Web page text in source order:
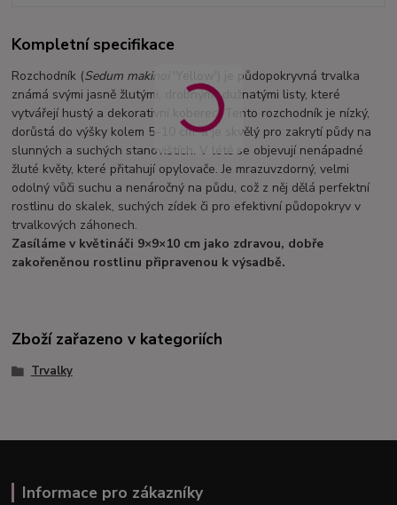
Kompletní specifikace
Rozchodník (Sedum makinoi
'Yellow') je půdopokryvná trvalka
známá svými jasně žlutými, drobnými, dužnatými listy, které
vytvářejí hustý a dekorativní koberec. Tento rozchodník je nízký,
dorůstá do výšky kolem 5–10 cm, a je skvělý pro zakrytí půdy na
slunných a suchých stanovištích. V létě se objevují nenápadné
žluté květy, které přitahují opylovače. Je mrazuvzdorný, velmi
odolný vůči suchu a nenáročný na půdu, což z něj dělá perfektní
rostlinu do skalek, suchých zídek či pro efektivní půdopokryv v
trvalkových záhonech.
Zasíláme v květináči 9×9×10 cm jako zdravou, dobře
zakořeněnou rostlinu připravenou k výsadbě.
Zboží zařazeno v kategoriích
Trvalky
Informace pro zákazníky